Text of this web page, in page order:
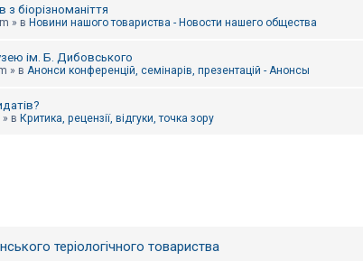
з біорізноманіття
» в Новини нашого товариства - Новости нашего общества
ім. Б. Дибовського
» в Анонси конференцій, семінарів, презентацій - Анонсы
» в Критика, рецензії, відгуки, точка зору
теріологічного товариства